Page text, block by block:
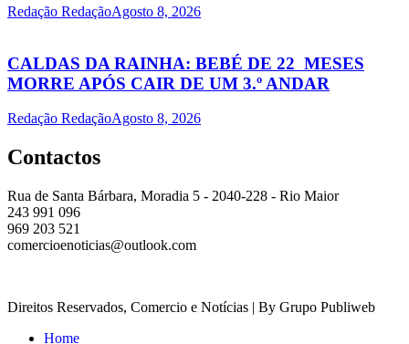
Redação RedaçãoAgosto 8, 2026
CALDAS DA RAINHA: BEBÉ DE 22 MESES
MORRE APÓS CAIR DE UM 3.º ANDAR
Redação RedaçãoAgosto 8, 2026
Contactos
Rua de Santa Bárbara, Moradia 5 - 2040-228 - Rio Maior
243 991 096
969 203 521
comercioenoticias@outlook.com
Direitos Reservados, Comercio e Notícias | By Grupo Publiweb
Home